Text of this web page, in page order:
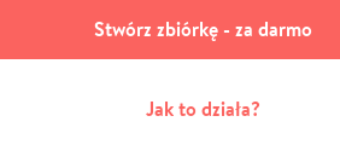
Stwórz zbiórkę - za darmo
Jak to działa?